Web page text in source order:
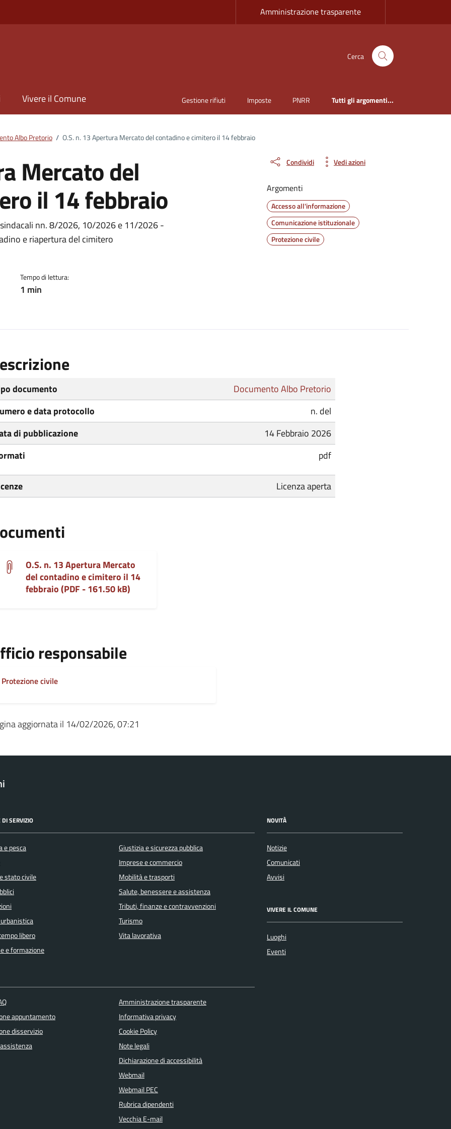
Amministrazione trasparente
Cerca
Vivere il Comune Gestione rifiuti Imposte PNRR Tutti gli argomenti...
Albo Pretorio / O.S. n. 13 Apertura Mercato del contadino e cimitero il 14 febbraio
Mercato del
il 14 febbraio
nn. 8/2026, 10/2026 e 11/2026 -
e riapertura del cimitero
Tempo di lettura:
1 min
Condividi Vedi azioni
Argomenti
Accesso all'informazione
Comunicazione istituzionale
Protezione civile
documento
Documento Albo Pretorio
e data protocollo
n. del
di pubblicazione
14 Febbraio 2026
pdf
Licenza aperta
O.S. n. 13 Apertura Mercato
del contadino e cimitero il 14
febbraio (PDF - 161.50 kB)
responsabile
Protezione civile
aggiornata il 14/02/2026, 07:21
DI SERVIZIO
e pesca
stato civile
libero
e formazione
Giustizia e sicurezza pubblica
Imprese e commercio
Mobilità e trasporti
Salute, benessere e assistenza
Tributi, finanze e contravvenzioni
Turismo
Vita lavorativa
NOVITÀ
Notizie
Comunicati
Avvisi
VIVERE IL COMUNE
Luoghi
Eventi
appuntamento
disservizio
Amministrazione trasparente
Informativa privacy
Cookie Policy
Note legali
Dichiarazione di accessibilità
Webmail
Webmail PEC
Rubrica dipendenti
Vecchia E-mail